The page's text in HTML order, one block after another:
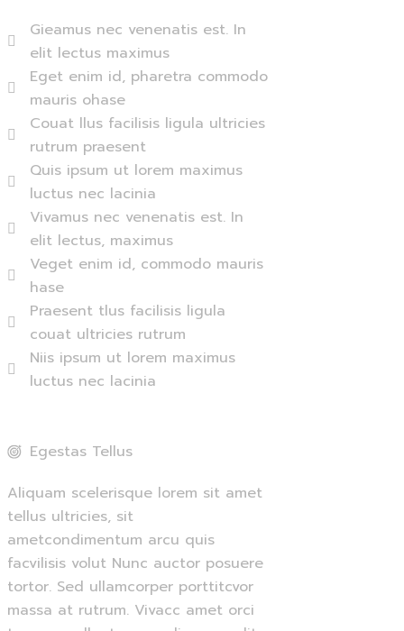
Gieamus nec venenatis est. In
elit lectus maximus
Eget enim id, pharetra commodo
mauris ohase
Couat llus facilisis ligula ultricies
rutrum praesent
Quis ipsum ut lorem maximus
luctus nec lacinia
Vivamus nec venenatis est. In
elit lectus, maximus
Veget enim id, commodo mauris
hase
Praesent tlus facilisis ligula
couat ultricies rutrum
Niis ipsum ut lorem maximus
luctus nec lacinia
Egestas Tellus
Aliquam scelerisque lorem sit amet
tellus ultricies, sit
ametcondimentum arcu quis
facvilisis volut Nunc auctor posuere
tortor. Sed ullamcorper porttitcvor
massa at rutrum. Vivacc amet orci